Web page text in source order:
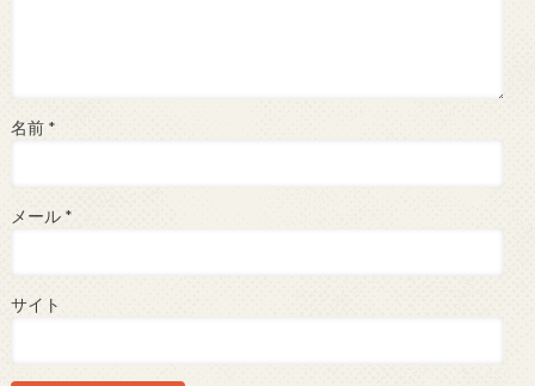
名前 *
メール *
サイト